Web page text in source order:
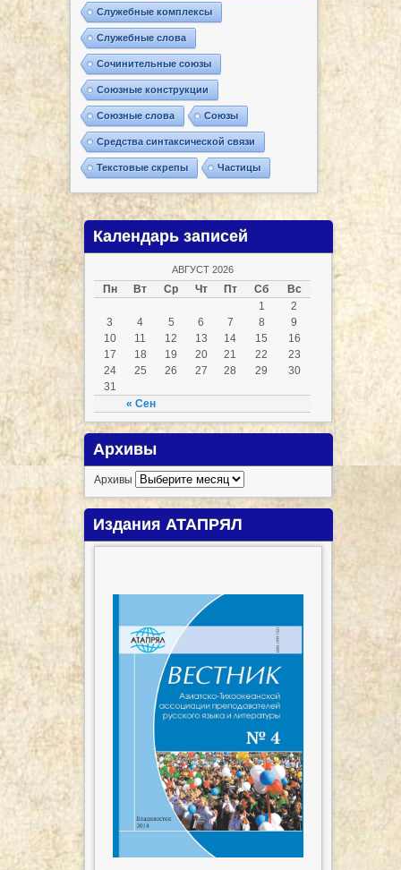
Служебные комплексы
Служебные слова
Сочинительные союзы
Союзные конструкции
Союзные слова Союзы
Средства синтаксической связи
Текстовые скрепы Частицы
Календарь записей
АВГУСТ 2026
Пн Вт Ср Чт Пт Сб Вс
« Сен
1
2
3
4 5 6 7 8
9
10
11 12 13 14 15
16
17
18 19 20 21 22
23
24
25 26 27 28 29
30
31
Архивы
Архивы
Издания АТАПРЯЛ